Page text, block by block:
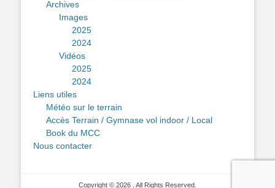
Archives
Images
2025
2024
Vidéos
2025
2024
Liens utiles
Météo sur le terrain
Accès Terrain / Gymnase vol indoor / Local
Book du MCC
Nous contacter
Copyright © 2026 . All Rights Reserved.